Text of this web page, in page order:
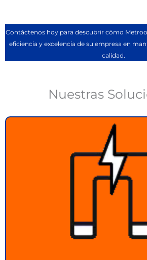
Contáctenos hoy para descubrir cómo
eficiencia y excelencia de su empresa en
calidad.
Nuestras
Líquidos Penetrantes y Partículas